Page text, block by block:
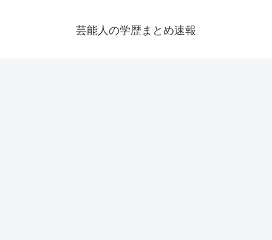
芸能人の学歴まとめ速報